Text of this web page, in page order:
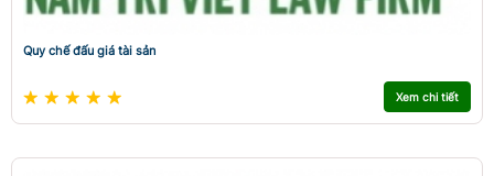
Quy chế đấu giá tài sản
Xem chi tiết